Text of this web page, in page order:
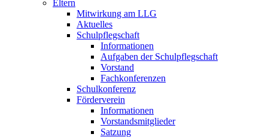
Eltern
Mitwirkung am LLG
Aktuelles
Schulpflegschaft
Informationen
Aufgaben der Schulpflegschaft
Vorstand
Fachkonferenzen
Schulkonferenz
Förderverein
Informationen
Vorstandsmitglieder
Satzung